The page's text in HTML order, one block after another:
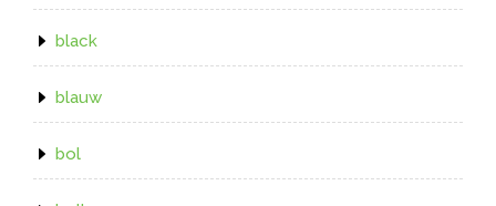
black
blauw
bol